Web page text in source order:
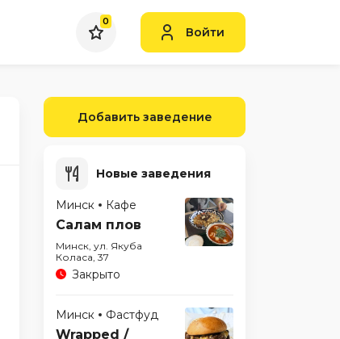
0
Войти
Добавить заведение
Новые заведения
Минск Кафе
Салам плов
Минск, ул. Якуба
Коласа, 37
Закрыто
Минск Фастфуд
Wrapped /